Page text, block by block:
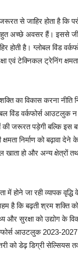
से जाहिर होता है कि
बहुत अच्छे अवसर हैं। इससे
होती है। ग्लोबल विंड
एवं टेक्निकल ट्रेनिंग
का विकास करना नीति
विंड वर्कफोर्स आउटलुक न
जरूरत पड़ेगी बल्कि इस
निर्माण को बढ़ावा
हो और अन्य क्षेत्रों तथा
में होने जा रही व्यापक
है कि बढ़ती श्रम शक्ति
और सुरक्षा को उद्योग के
आउटलुक 2023-
को डेढ़ डिग्री